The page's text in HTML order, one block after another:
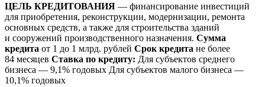
ЦЕЛЬ КРЕДИТОВАНИЯ — финансирование инвестиций
для приобретения, реконструкции, модернизации, ремонта
основных средств, а также для строительства зданий
и сооружений производственного назначения. Сумма
кредита от 1 до 1 млрд. рублей Срок кредита не более
84 месяцев Ставка по кредиту: Для субъектов среднего
бизнеса — 9,1% годовых Для субъектов малого бизнеса —
10,1% годовых